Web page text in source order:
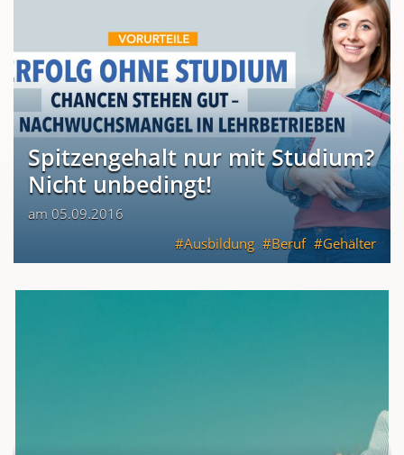
Spitzengehalt nur mit Studium?
Nicht unbedingt!
am 05.09.2016
Ausbildung
Beruf Gehälter